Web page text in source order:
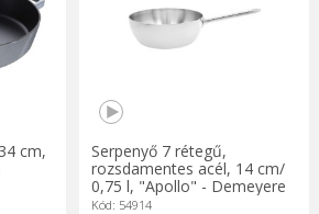
cm,
Serpenyő 7 rétegű,
rozsdamentes acél, 14 cm/
0,75 l, "Apollo" - Demeyere
Kód: 54914